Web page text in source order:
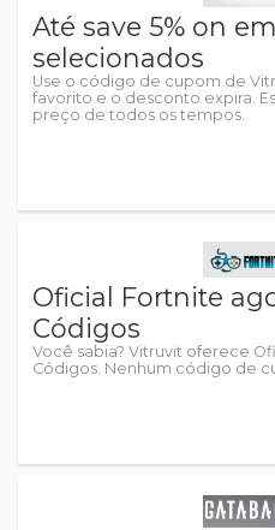
Até save 5% on
selecionados
Use o código de cupom de
favorito e o desconto expira.
preço de todos os tempos.
Oficial Fortnite
Códigos
Você sabia? Vitruvit oferece
Códigos. Nenhum código de